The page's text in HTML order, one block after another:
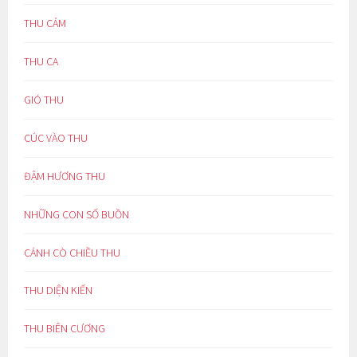
THU CẢM
THU CA
GIÓ THU
CÚC VÀO THU
ĐẬM HƯƠNG THU
NHỮNG CON SỐ BUỒN
CÁNH CÒ CHIỀU THU
THU DIỆN KIẾN
THU BIÊN CƯƠNG